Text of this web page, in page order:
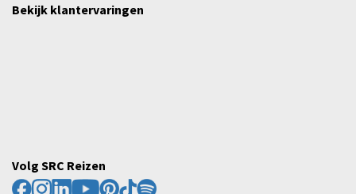
Bekijk klantervaringen
Volg SRC Reizen